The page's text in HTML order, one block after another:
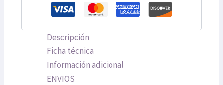
Descripción
Ficha técnica
Información adicional
ENVIOS